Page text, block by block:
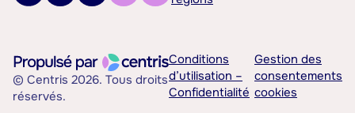
© Centris 2026. Tous droits
réservés.
Conditions
d’utilisation –
Confidentialité
Gestion des
consentements
cookies